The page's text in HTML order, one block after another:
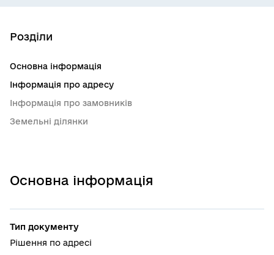
Основна інформація
Тип документу
Рішення по адресі
Розділи
Основна інформація
Інформація про адресу
Інформація про замовників
Земельні ділянки